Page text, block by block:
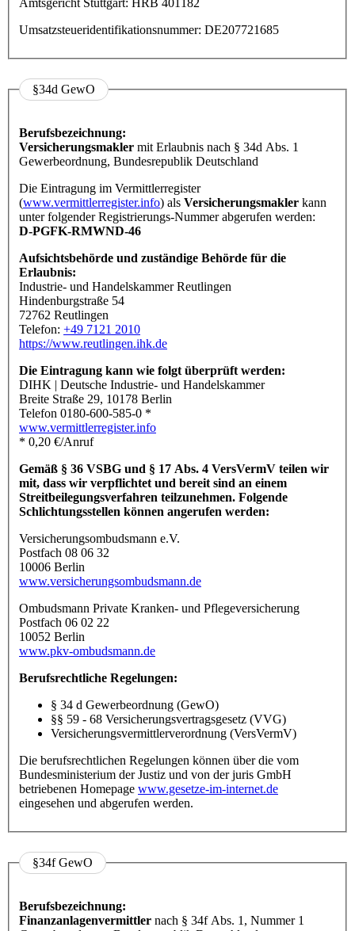
Umsatzsteueridentifikationsnummer: DE207721685
§34d GewO
Berufsbezeichnung:
Versicherungsmakler mit Erlaubnis nach § 34d Abs. 1
Gewerbeordnung, Bundesrepublik Deutschland
Die Eintragung im Vermittlerregister
(www.vermittlerregister.info) als Versicherungsmakler kann
unter folgender Registrierungs-Nummer abgerufen werden:
D-PGFK-RMWND-46
Aufsichtsbehörde und zuständige Behörde für die
Erlaubnis:
Industrie- und Handelskammer Reutlingen
Hindenburgstraße 54
72762 Reutlingen
Telefon: +49 7121 2010
https://www.reutlingen.ihk.de
Die Eintragung kann wie folgt überprüft werden:
DIHK | Deutsche Industrie- und Handelskammer
Breite Straße 29, 10178 Berlin
Telefon 0180-600-585-0 *
www.vermittlerregister.info
* 0,20 €/Anruf
Gemäß § 36 VSBG und § 17 Abs. 4 VersVermV teilen wir
mit, dass wir verpflichtet und bereit sind an einem
Streitbeilegungsverfahren teilzunehmen. Folgende
Schlichtungsstellen können angerufen werden:
Versicherungsombudsmann e.V.
Postfach 08 06 32
10006 Berlin
www.versicherungsombudsmann.de
Ombudsmann Private Kranken- und Pflegeversicherung
Postfach 06 02 22
10052 Berlin
www.pkv-ombudsmann.de
Berufsrechtliche Regelungen:
§ 34 d Gewerbeordnung (GewO)
§§ 59 - 68 Versicherungsvertragsgesetz (VVG)
Versicherungsvermittlerverordnung (VersVermV)
Die berufsrechtlichen Regelungen können über die vom
Bundesministerium der Justiz und von der juris GmbH
betriebenen Homepage www.gesetze-im-internet.de
eingesehen und abgerufen werden.
§34f GewO
Berufsbezeichnung:
Finanzanlagenvermittler nach § 34f Abs. 1, Nummer 1